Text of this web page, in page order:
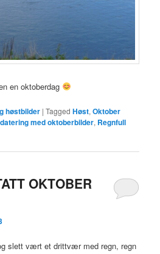
en oktoberdag
høstbilder |Tagged Høst,Oktober
med oktoberbilder, Regnfull
OKTOBER
slett vært et drittvær med regn, regn